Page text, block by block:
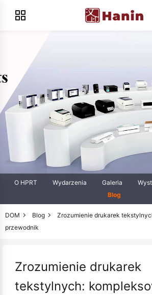
O HPRT Wydarzenia Galeria
Blog
DOM Blog
Zrozumienie drukarek
przewodnik
Zrozumienie drukarek
tekstylnych: